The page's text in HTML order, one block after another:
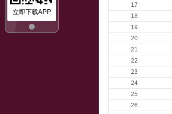
立即下载APP
17
18
19
20
21
22
23
24
25
26